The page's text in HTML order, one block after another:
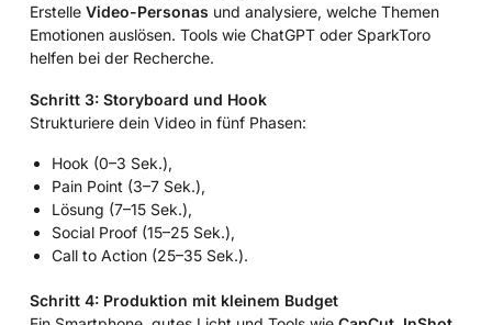
Erstelle Video-Personas und analysiere, welche Themen
Emotionen auslösen. Tools wie ChatGPT oder SparkToro
helfen bei der Recherche.
Schritt 3: Storyboard und Hook
Strukturiere dein Video in fünf Phasen:
Hook (0–3 Sek.),
Pain Point (3–7 Sek.),
Lösung (7–15 Sek.),
Social Proof (15–25 Sek.),
Call to Action (25–35 Sek.).
Schritt 4: Produktion mit kleinem Budget